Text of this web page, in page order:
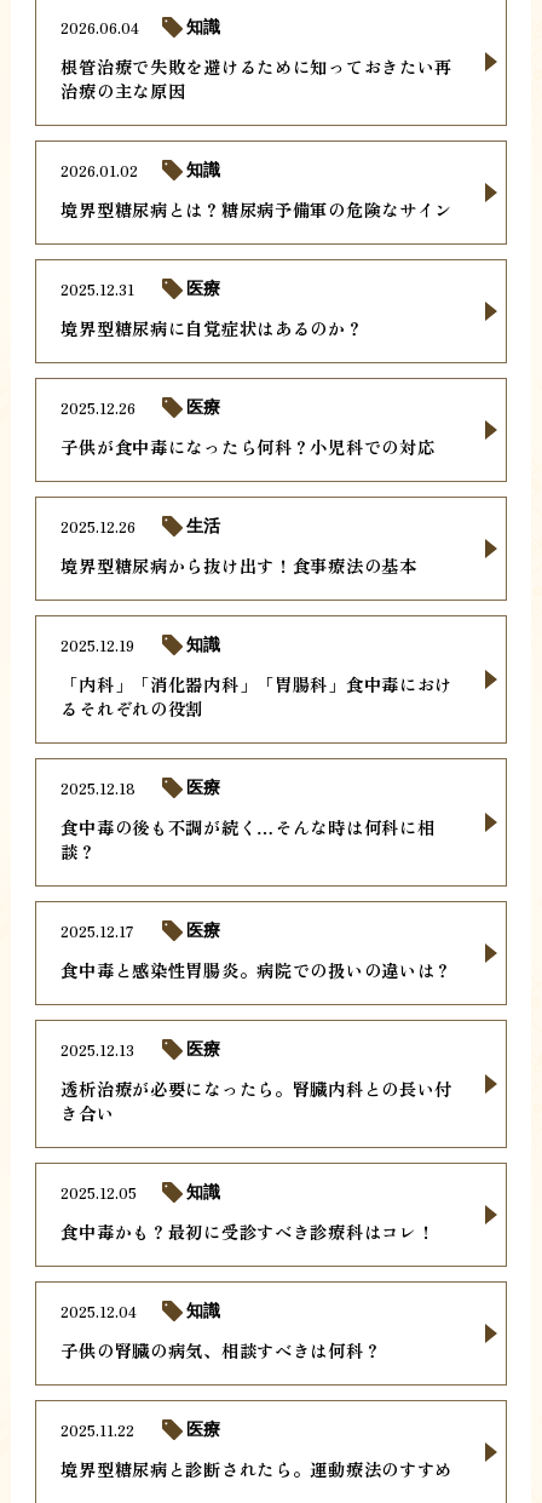
根管治療で失敗を避けるために知っておきたい再
治療の主な原因
2026.06.04 知識
境界型糖尿病とは？糖尿病予備軍の危険なサイン
2026.01.02 知識
境界型糖尿病に自覚症状はあるのか？
2025.12.31 医療
子供が食中毒になったら何科？小児科での対応
2025.12.26 医療
境界型糖尿病から抜け出す！食事療法の基本
2025.12.26 生活
「内科」「消化器内科」「胃腸科」食中毒におけ
るそれぞれの役割
2025.12.19 知識
食中毒の後も不調が続く…そんな時は何科に相
談？
2025.12.18 医療
食中毒と感染性胃腸炎。病院での扱いの違いは？
2025.12.17 医療
透析治療が必要になったら。腎臓内科との長い付
き合い
2025.12.13 医療
食中毒かも？最初に受診すべき診療科はコレ！
2025.12.05 知識
子供の腎臓の病気、相談すべきは何科？
2025.12.04 知識
境界型糖尿病と診断されたら。運動療法のすすめ
2025.11.22 医療